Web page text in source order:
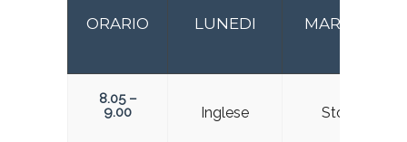
ORARIO LUNEDI MARTEDI
8.05 –
9.00
Inglese Storia